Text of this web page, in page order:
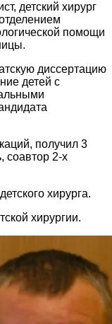
детский хирург
помощи
диссертацию
детей с
получил 3
соавтор 2-х
хирурга.
хирургии.